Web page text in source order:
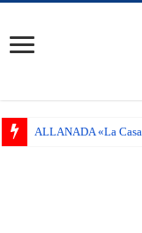
ALLANADA «La